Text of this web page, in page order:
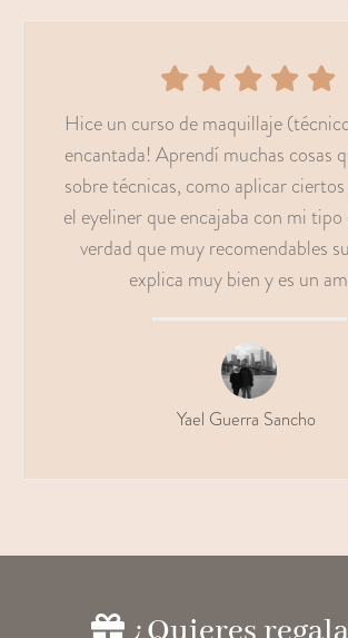
Hice un curso de maquillaje
encantada! Aprendí muchas cosas
sobre técnicas, como aplicar
el eyeliner que encajaba con mi
verdad que muy recomendables
explica muy bien y es un
Yael Guerra Sancho